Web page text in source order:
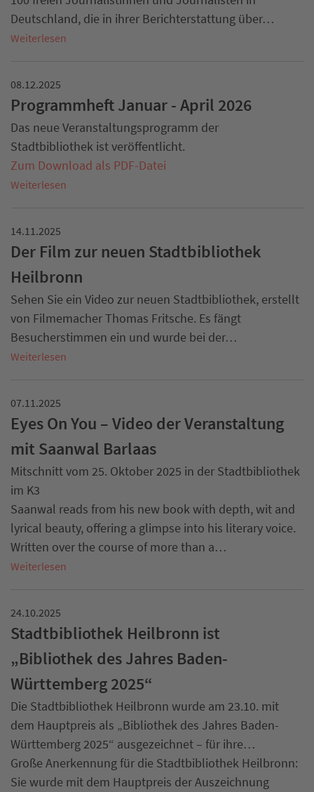
Deutschland, die in ihrer Berichterstattung über…
Weiterlesen
08.12.2025
Programmheft Januar - April 2026
Das neue Veranstaltungsprogramm der
Stadtbibliothek ist veröffentlicht.
Zum Download als PDF-Datei
Weiterlesen
14.11.2025
Der Film zur neuen Stadtbibliothek
Heilbronn
Sehen Sie ein Video zur neuen Stadtbibliothek, erstellt
von Filmemacher Thomas Fritsche. Es fängt
Besucherstimmen ein und wurde bei der…
Weiterlesen
07.11.2025
Eyes On You – Video der Veranstaltung
mit Saanwal Barlaas
Mitschnitt vom 25. Oktober 2025 in der Stadtbibliothek
im K3
Saanwal reads from his new book with depth, wit and
lyrical beauty, offering a glimpse into his literary voice.
Written over the course of more than a…
Weiterlesen
24.10.2025
Stadtbibliothek Heilbronn ist
„Bibliothek des Jahres Baden-
Württemberg 2025“
Die Stadtbibliothek Heilbronn wurde am 23.10. mit
dem Hauptpreis als „Bibliothek des Jahres Baden-
Württemberg 2025“ ausgezeichnet – für ihre…
Große Anerkennung für die Stadtbibliothek Heilbronn:
Sie wurde mit dem Hauptpreis der Auszeichnung